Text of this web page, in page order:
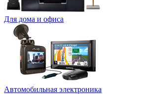
Для дома и офиса
Автомобильная электроника